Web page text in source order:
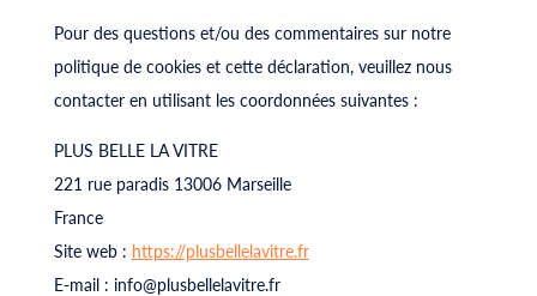
Pour des questions et/ou des commentaires sur notre
politique de cookies et cette déclaration, veuillez nous
contacter en utilisant les coordonnées suivantes :
PLUS BELLE LA VITRE
221 rue paradis 13006 Marseille
France
Site web : https://plusbellelavitre.fr
E-mail : info@plusbellelavitre.fr